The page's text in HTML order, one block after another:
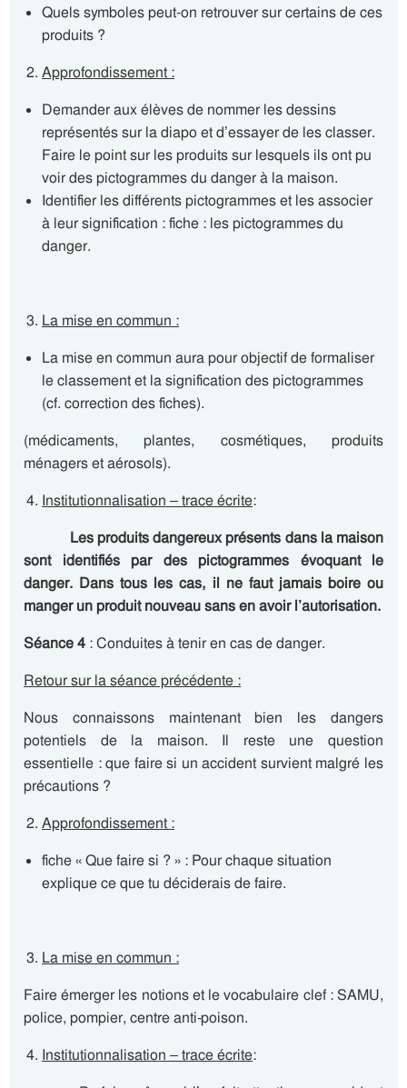
Quels symboles peut-on retrouver sur certains de ces
produits ?
Approfondissement :
Demander aux élèves de nommer les dessins
représentés sur la diapo et d’essayer de les classer.
Faire le point sur les produits sur lesquels ils ont pu
voir des pictogrammes du danger à la maison.
Identifier les différents pictogrammes et les associer
à leur signification : fiche : les pictogrammes du
danger.
La mise en commun :
La mise en commun aura pour objectif de formaliser
le classement et la signification des pictogrammes
(cf. correction des fiches).
(médicaments, plantes, cosmétiques, produits
ménagers et aérosols).
Institutionnalisation – trace écrite:
Les produits dangereux présents dans la maison
sont identifiés par des pictogrammes évoquant le
danger. Dans tous les cas, il ne faut jamais boire ou
manger un produit nouveau sans en avoir l’autorisation.
Séance 4 : Conduites à tenir en cas de danger.
Retour sur la séance précédente :
Nous connaissons maintenant bien les dangers
potentiels de la maison. Il reste une question
essentielle : que faire si un accident survient malgré les
précautions ?
Approfondissement :
fiche « Que faire si ? » : Pour chaque situation
explique ce que tu déciderais de faire.
La mise en commun :
Faire émerger les notions et le vocabulaire clef : SAMU,
police, pompier, centre anti-poison.
Institutionnalisation – trace écrite: